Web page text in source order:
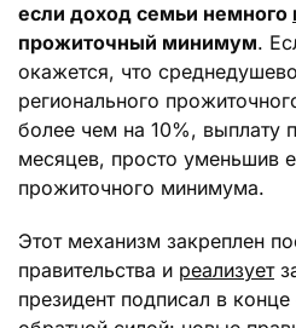
если доход семьи немного
прожиточный минимум.
окажется, что
регионального
более чем на 10%, выплату
месяцев, просто уменьшив
прожиточного минимума.
Этот механизм закреплен
правительства и реализует
президент подписал в